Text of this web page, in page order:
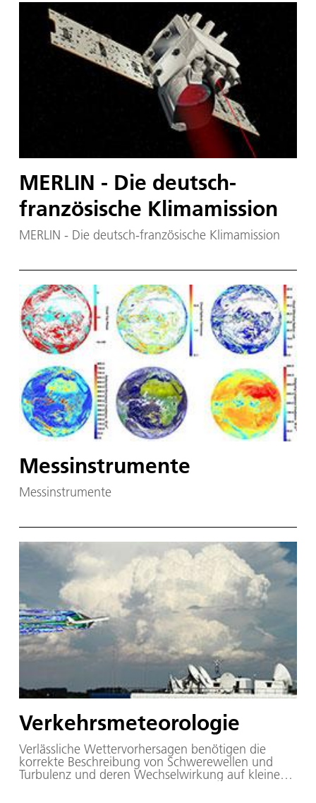
MERLIN - Die deutsch-
französische Klimamission
MERLIN - Die deutsch-französische Klimamission
Messinstrumente
Messinstrumente
Verkehrsmeteorologie
Verlässliche Wettervorhersagen benötigen die
korrekte Beschreibung von Schwerewellen und
Turbulenz und deren Wechselwirkung auf kleinen